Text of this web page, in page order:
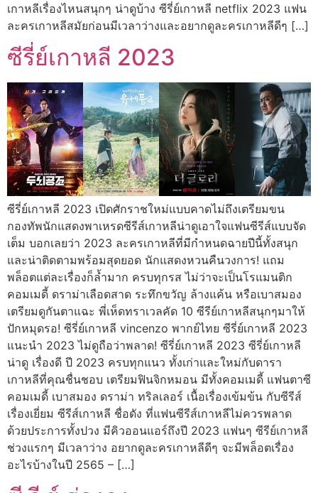
เกาหลีเรื่องไหนสนุกๆ น่าดูบ้าง ซีรี่ย์เกาหลี netflix 2023 แฟน
ละครเกาหลีสมัยก่อนมีเวลาว่างและอยากดูละครเกาหลีดีๆ […]
ซีรี่ย์เกาหลี 2023
ซีรี่ย์เกาหลี 2023 เปิดศักราชใหม่แบบคาดไม่ถึงเตรียมขน
กองทัพนักแสดงพาเหรดซีรีส์เกาหลีน่าดูเอาใจแฟนซีรีส์แบบจัด
เต็ม บอกเลยว่า 2023 ละครเกาหลีที่มีกำหนดฉายปีนี้ทั้งสนุก
และน่าติดตามพร้อมสุดยอด นักแสดงหวนคืนวงการ! แถม
พล็อตแต่ละเรื่องก็ล้ำมาก ครบทุกรส ไม่ว่าจะเป็นโรแมนติก
คอมเมดี้ ดราม่าเลือดสาด ระทึกขวัญ ล้างแค้น หรือเบาสมอง
เตรียมดูกันตาแฉะ พี่เห็ดทราเวลคัด 10 ซีรีย์เกาหลีสนุกๆมาให้
ปักหมุดรอ! ซีรี่ย์เกาหลี vincenzo พากย์ไทย ซีรี่ย์เกาหลี 2023
แนะนำ 2023 ไม่ดูถือว่าพลาด! ซีรี่ย์เกาหลี 2023 ซีรี่ย์เกาหลี
น่าดู เรื่องดี ปี 2023 ครบทุกแนว ทั้งเก่าและใหม่กับดารา
เกาหลีที่คุณชื่นชอบ เตรียมฟินจิกหมอน มีทั้งคอมเมดี้ แฟนตาซี
คอมเมดี้ เบาสมอง ดราม่า ทริลเลอร์ เนื้อเรื่องเข้มข้น กับซีรีส์
เรื่องเยี่ยม ซีรีส์เกาหลี ชื่อดัง ที่แฟนซีรีส์เกาหลีไม่ควรพลาด
ด้วยประการทั้งปวง มีคิวออนแอร์ถึงปี 2023 แฟนๆ ซีรีย์เกาหลี
ช่วงแรกๆ มีเวลาว่าง อยากดูละครเกาหลีดีๆ จะมีพล็อตเรื่อง
อะไรบ้างในปี 2565 – […]